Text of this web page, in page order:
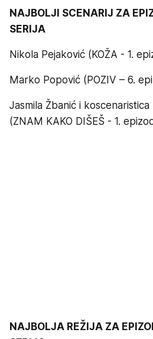
NAJBOLJI SCENARIJ ZA
SERIJA
Nikola Pejaković (KOŽA - 1.
Marko Popović (POZIV – 6.
Jasmila Žbanić i koscenaristica
(ZNAM KAKO DIŠEŠ - 1.
NAJBOLJA REŽIJA ZA